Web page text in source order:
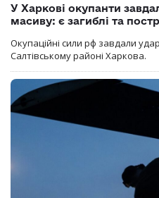
У Харкові окупанти
масиву: є загиблі та
Окупаційні сили рф завдали
Салтівському районі Харкова.